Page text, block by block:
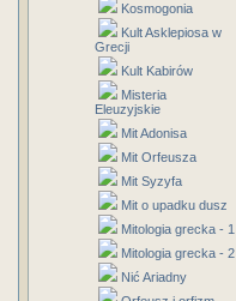
Kosmogonia
Kult Asklepiosa w
Grecji
Kult Kabirów
Misteria
Eleuzyjskie
Mit Adonisa
Mit Orfeusza
Mit Syzyfa
Mit o upadku dusz
Mitologia grecka - 1
Mitologia grecka - 2
Nić Ariadny